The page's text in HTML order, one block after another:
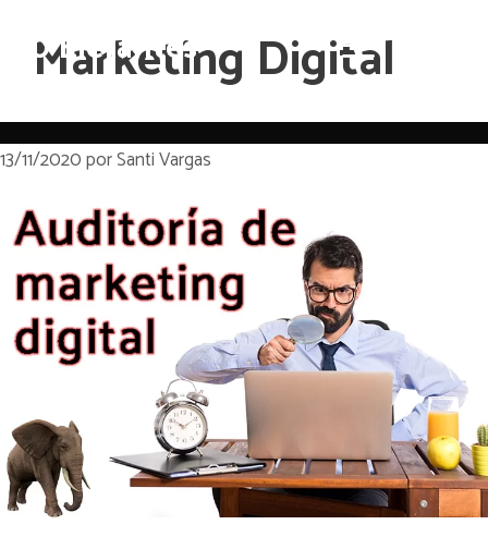
contenido40 Elefantes Menú
Marketing Digital
13/11/2020porSanti Vargas